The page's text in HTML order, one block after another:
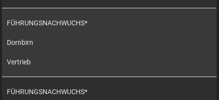
FÜHRUNGSNACHWUCHS*
Dornbirn
Vertrieb
FÜHRUNGSNACHWUCHS*